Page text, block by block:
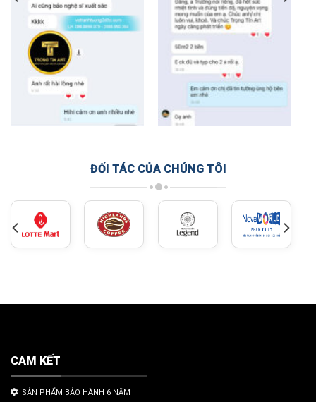
ĐỐI TÁC CỦA CHÚNG TÔI
CAM KẾT
SẢN PHẨM BẢO HÀNH 6 NĂM